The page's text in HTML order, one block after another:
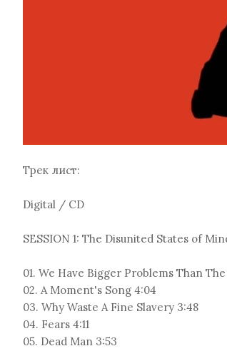
Трек лист:
Digital / CD
SESSION 1: The Disunited States of
01. We Have Bigger Problems Than
02. A Moment's Song 4:04
03. Why Waste A Fine Slavery 3:48
04. Fears 4:11
05. Dead Man 3:53